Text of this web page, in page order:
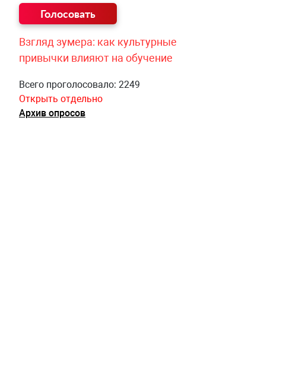
Взгляд зумера: как культурные
привычки влияют на обучение
Всего проголосовало: 2249
Открыть отдельно
Архив опросов